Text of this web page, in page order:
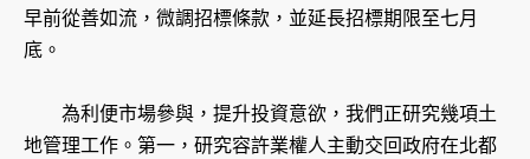
早前從善如流，微調招標條款，並延長招標期限至七月
底。
為利便市場參與，提升投資意欲，我們正研究幾項土
地管理工作。第一，研究容許業權人主動交回政府在北都